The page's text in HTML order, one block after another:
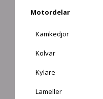
Motordelar
Kamkedjor
Kolvar
Kylare
Lameller